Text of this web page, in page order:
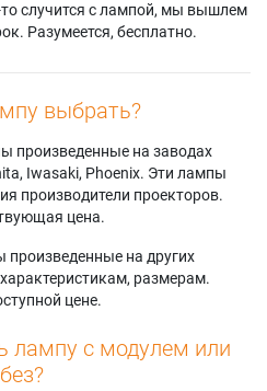
то случится с лампой, мы вышлем
Разумеется, бесплатно.
выбрать?
произведенные на заводах
Iwasaki, Phoenix. Эти лампы
производители проекторов.
цена.
на других
размерам.
цене.
лампу с модулем или
без?